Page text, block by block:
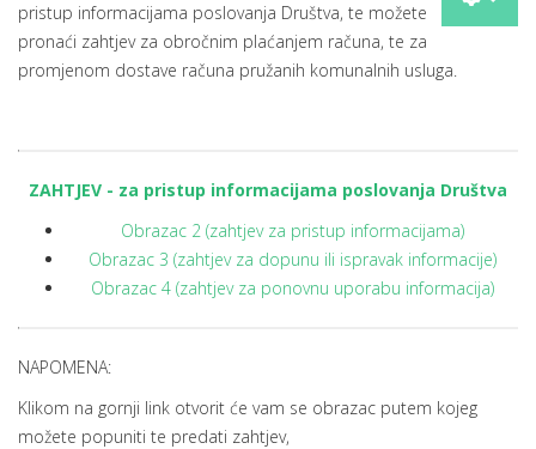
pristup informacijama poslovanja Društva, te možete
pronaći zahtjev za obročnim plaćanjem računa, te za
promjenom dostave računa pružanih komunalnih usluga.
ZAHTJEV - za pristup informacijama poslovanja Društva
Obrazac 2 (zahtjev za pristup informacijama)
Obrazac 3 (zahtjev za dopunu ili ispravak informacije)
Obrazac 4 (zahtjev za ponovnu uporabu informacija)
NAPOMENA:
Klikom na gornji link otvorit će vam se obrazac putem kojeg
možete popuniti te predati zahtjev,